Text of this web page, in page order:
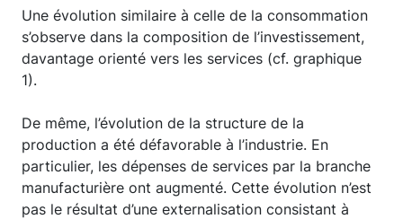
Une évolution similaire à celle de la consommation
s’observe dans la composition de l’investissement,
davantage orienté vers les services (cf. graphique
1).
De même, l’évolution de la structure de la
production a été défavorable à l’industrie. En
particulier, les dépenses de services par la branche
manufacturière ont augmenté. Cette évolution n’est
pas le résultat d’une externalisation consistant à